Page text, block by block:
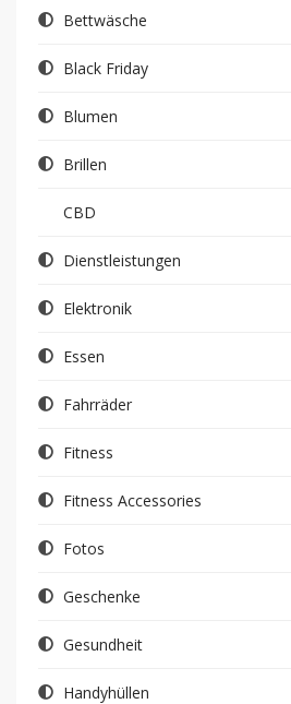
Bettwäsche
Black Friday
Blumen
Brillen
CBD
Dienstleistungen
Elektronik
Essen
Fahrräder
Fitness
Fitness Accessories
Fotos
Geschenke
Gesundheit
Handyhüllen